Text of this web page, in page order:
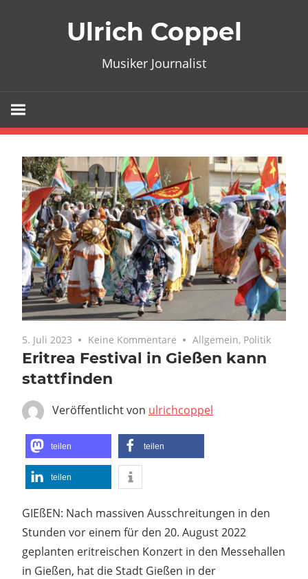
Ulrich Coppel
Musiker Journalist
5. Juli 2023 Keine Kommentare Allgemein, Politik
Eritrea Festival in Gießen kann
stattfinden
Veröffentlicht von ulrichcoppel
teilen teilen
teilen
GIEßEN: Nach massiven Ausschreitungen in den
Stunden vor einem für den 20. August 2022
geplanten eritreischen Konzert in den Messehallen
in Gießen, hat die Stadt Gießen in der